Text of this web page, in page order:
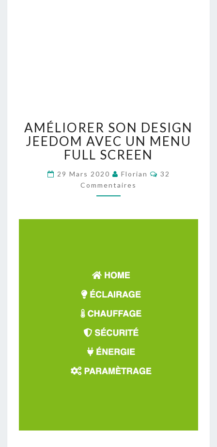
SON
DESIGN
JEEDOM
AVEC
UN
MENU
FULL
AMÉLIORER SON DESIGN
JEEDOM AVEC UN MENU
FULL SCREEN
29 Mars 2020 Florian Commentaires
32
Commentaires